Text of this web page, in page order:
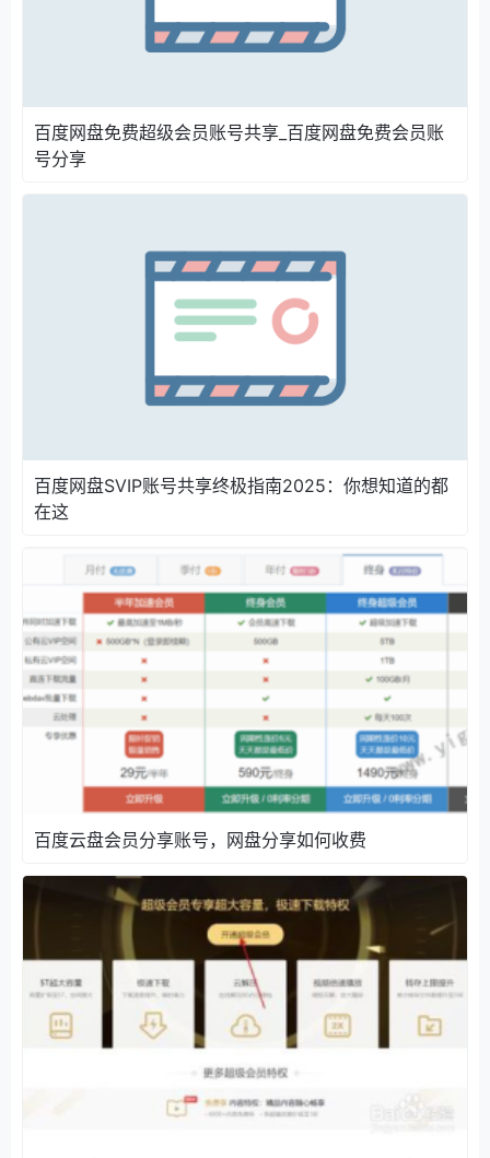
因为本站能力有限不能给每一位方可提供单独的百度网
盘超级会员账号，免费账号人多可能会限速，建议大家
租用不限速网盘会员号
点此租用不限速百度网盘SVIP账号>>>
2.5元租1
天8元租一个月
百度网盘超级会员共享账号分享帮助
可能很多人第一次接触使用百度云共享账号，而导致无
从下手，以下是网站的写一些使用帮助。
1、百度云盘超级会员登陆账号提示不存在？
注：此次分享的是扫码登陆方式，不是账号密码登陆，
具体不懂的请看上面的GIF动图！
2、怎么享有网盘高清画质/倍速播放特权看视频？
注：跟上面的下载是一样的，把文件分享出来到超级会
员号里然后观看即可~
3、加速下载时快时慢？
注：因为本站能力有限，不可能给每一个访客提供独立
的百度网盘超级会员共享账号，建议大家下载文件的时
候不要选择多文件同时下载。
百度网盘免费超级会员账号共享_百度网盘免费会员账
号分享
百度网盘SVIP账号共享终极指南2025：你想知道的都
在这
百度云盘会员分享账号，网盘分享如何收费